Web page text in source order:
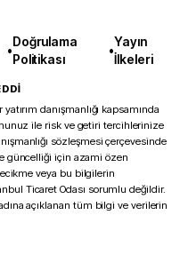
•
Doğrulama
Politikası
•
Yayın
İlkeleri
danışmanlığı kapsamında
ile risk ve getiri tercihlerinize
sözleşmesi çerçevesinde
güncelliği için azami özen
veya bu bilgilerin
Ticaret Odası sorumlu değildir.
açıklanan tüm bilgi ve verilerin